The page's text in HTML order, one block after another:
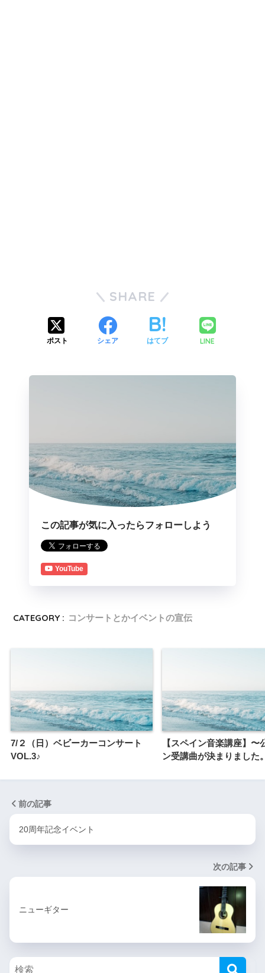
SHARE
ポスト シェア はてブ LINE
この記事が気に入ったらフォローしよう
YouTube
CATEGORY : コンサートとかイベントの宣伝
7/２（日）ベビーカーコンサート
VOL.3♪
【スペイン音楽講座】〜
ン受講曲が決まりました
前の記事
20周年記念イベント
次の記事
ニューギター